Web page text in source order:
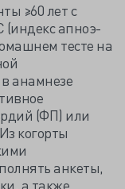
≥60 лет с
апноэ-
тесте на
анамнезе
(ФП) или
когорты
анкеты,
а также